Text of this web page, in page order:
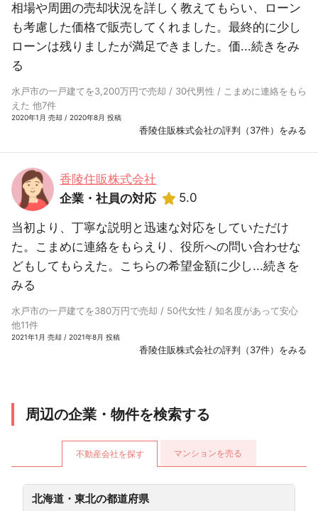
相場や周囲の売却状況を詳しく教えてもらい、ローン
も考慮した価格で販売してくれました。最終的に少し
ローンは残りましたが満足できました。価...続きをみ
る
水戸市の一戸建てを3,200万円で売却 / 30代男性 / こまめに連絡をもら
えた 他7件
2020年1月 売却 / 2020年8月 投稿
香陵住販株式会社の評判（37件）をみる
香陵住販株式会社
企業・社員の対応
5.0
当初より、丁寧な説明と迅速な対応をしていただけ
た。こまめに連絡をもらえり、役所への問い合わせな
どもしてもらえた。こちらの希望金額に少し...続きを
みる
水戸市の一戸建てを380万円で売却 / 50代女性 / 知名度があって安心
他11件
2021年1月 売却 / 2021年8月 投稿
香陵住販株式会社の評判（37件）をみる
周辺の企業・物件を検索する
不動産会社を探す マンションを売る
北海道・東北の都道府県